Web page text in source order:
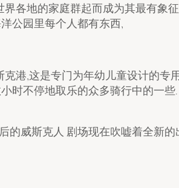
各地的家庭群起而成为其最有
公园里每个人都有东西,
港,这是专门为年幼儿童设计的
时不停地取乐的众多骑行中的一
的威斯克人 剧场现在吹嘘着全